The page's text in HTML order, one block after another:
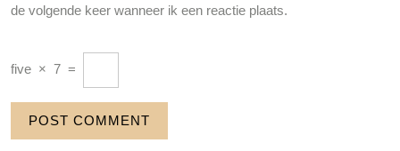
de volgende keer wanneer ik een reactie plaats.
five × 7 =